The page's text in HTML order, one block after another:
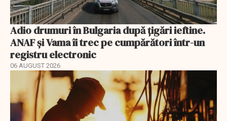
Adio drumuri în Bulgaria după țigări ieftine.
ANAF și Vama îi trec pe cumpărători într-un
registru electronic
06 AUGUST 2026